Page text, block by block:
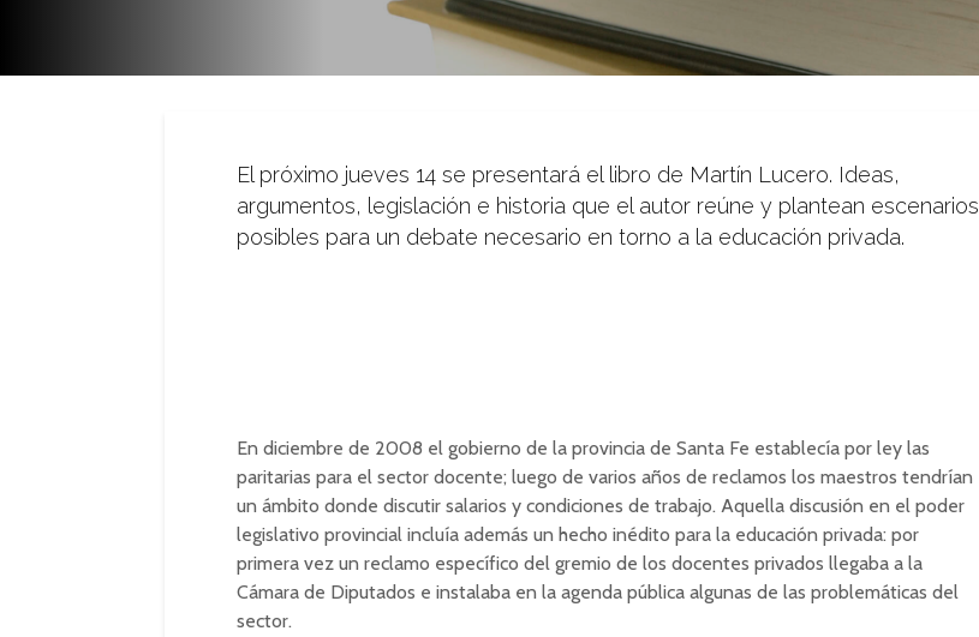
El próximo jueves 14 se presentará el libro de Martín Lucero. Ideas,
argumentos, legislación e historia que el autor reúne y plantean escenarios
posibles para un debate necesario en torno a la educación privada.
En diciembre de 2008 el gobierno de la provincia de Santa Fe establecía por ley las
paritarias para el sector docente; luego de varios años de reclamos los maestros tendrían
un ámbito donde discutir salarios y condiciones de trabajo. Aquella discusión en el poder
legislativo provincial incluía además un hecho inédito para la educación privada: por
primera vez un reclamo específico del gremio de los docentes privados llegaba a la
Cámara de Diputados e instalaba en la agenda pública algunas de las problemáticas del
sector.